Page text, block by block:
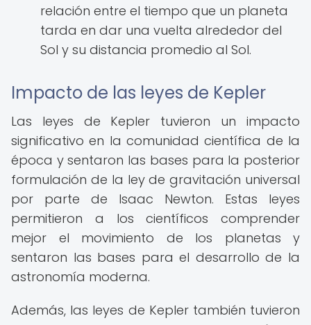
relación entre el tiempo que un planeta
tarda en dar una vuelta alrededor del
Sol y su distancia promedio al Sol.
Impacto de las leyes de Kepler
Las leyes de Kepler tuvieron un impacto
significativo en la comunidad científica de la
época y sentaron las bases para la posterior
formulación de la ley de gravitación universal
por parte de Isaac Newton. Estas leyes
permitieron a los científicos comprender
mejor el movimiento de los planetas y
sentaron las bases para el desarrollo de la
astronomía moderna.
Además, las leyes de Kepler también tuvieron